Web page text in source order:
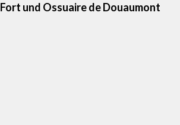
Fort und Ossuaire de Douaumont